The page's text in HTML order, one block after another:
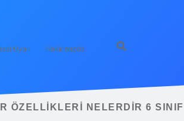
Uyarı Hakkımızda
ÖZELLIKLERI NELERDIR 6 SINIF